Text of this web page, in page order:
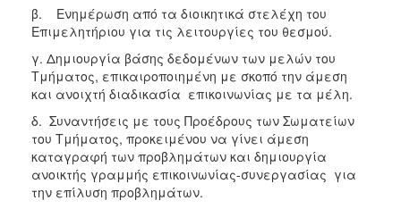
β. Ενημέρωση από τα διοικητικά στελέχη του
Επιμελητήριου για τις λειτουργίες του θεσμού.
γ. Δημιουργία βάσης δεδομένων των μελών του
Τμήματος, επικαιροποιημένη με σκοπό την άμεση
και ανοιχτή διαδικασία επικοινωνίας με τα μέλη.
δ. Συναντήσεις με τους Προέδρους των Σωματείων
του Τμήματος, προκειμένου να γίνει άμεση
καταγραφή των προβλημάτων και δημιουργία
ανοικτής γραμμής επικοινωνίας-συνεργασίας για
την επίλυση προβλημάτων.